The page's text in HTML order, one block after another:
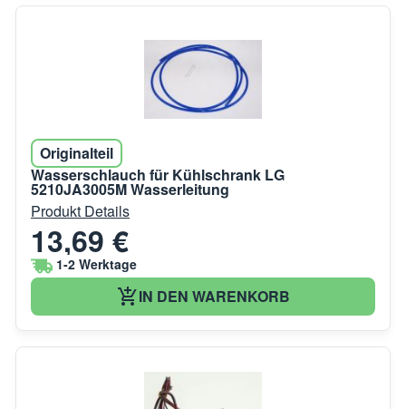
Originalteil
Wasserschlauch für Kühlschrank LG
5210JA3005M Wasserleitung
Produkt Details
13,69 €
1-2 Werktage
IN DEN WARENKORB